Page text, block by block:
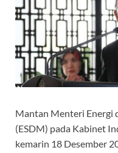
Mantan Menteri Energi
(ESDM) pada Kabinet
kemarin 18 Desember